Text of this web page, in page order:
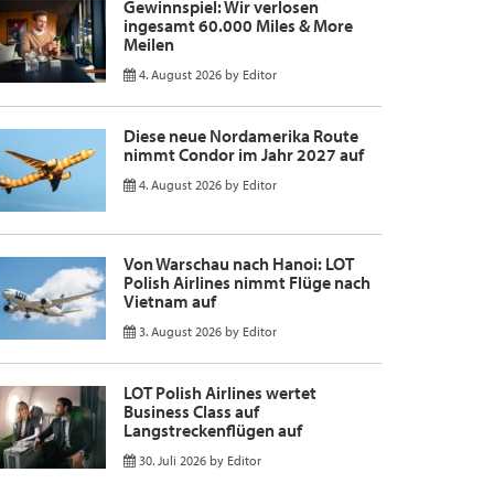
Gewinnspiel: Wir verlosen
ingesamt 60.000 Miles & More
Meilen
4. August 2026 by Editor
Diese neue Nordamerika Route
nimmt Condor im Jahr 2027 auf
4. August 2026 by Editor
Von Warschau nach Hanoi: LOT
Polish Airlines nimmt Flüge nach
Vietnam auf
3. August 2026 by Editor
LOT Polish Airlines wertet
Business Class auf
Langstreckenflügen auf
30. Juli 2026 by Editor